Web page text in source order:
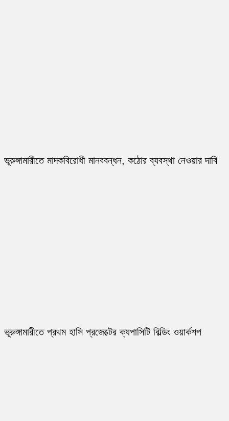
ভূরুঙ্গামারীতে মাদকবিরোধী মানববন্ধন, কঠোর ব্যবস্থা নেওয়ার দাবি
ভূরুঙ্গামারীতে প্রথম হাসি প্রজেক্টের ক্যপাসিটি বিল্ডিং ওয়ার্কশপ